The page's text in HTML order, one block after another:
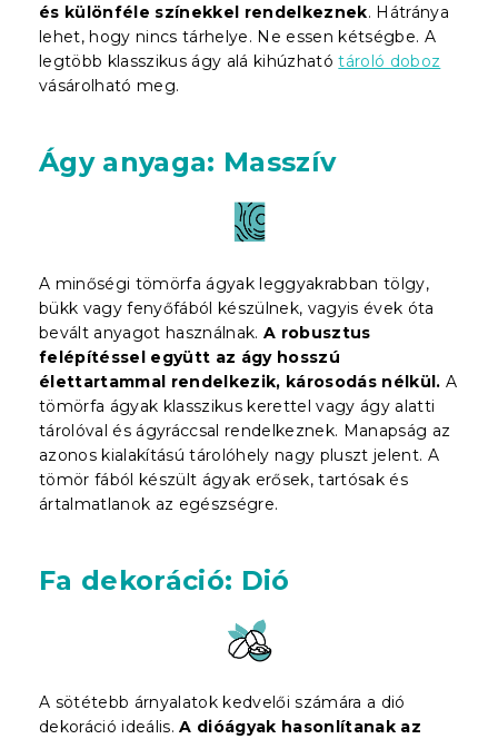
és különféle színekkel rendelkeznek. Hátránya
lehet, hogy nincs tárhelye. Ne essen kétségbe. A
legtöbb klasszikus ágy alá kihúzhatótároló doboz
vásárolható meg.
Ágy anyaga: Masszív
A minőségi tömörfa ágyak leggyakrabban tölgy,
bükk vagy fenyőfából készülnek, vagyis évek óta
bevált anyagot használnak. A robusztus
felépítéssel együtt az ágy hosszú
élettartammal rendelkezik, károsodás nélkül. A
tömörfa ágyak klasszikus kerettel vagy ágy alatti
tárolóval és ágyráccsal rendelkeznek. Manapság az
azonos kialakítású tárolóhely nagy pluszt jelent. A
tömör fából készült ágyak erősek, tartósak és
ártalmatlanok az egészségre.
Fa dekoráció: Dió
A sötétebb árnyalatok kedvelői számára a dió
dekoráció ideális.A dióágyak hasonlítanak az